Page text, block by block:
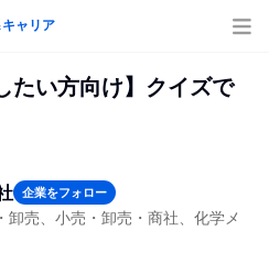
キャリア
たい方向け】クイズで
企業をフォロー
卸売、小売・卸売・商社、化学メ